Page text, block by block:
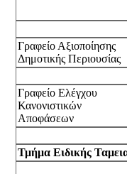
Γραφείο Αξιοποίησης
Δημοτικής Περιουσίας
Γραφείο Ελέγχου
Κανονιστικών
Αποφάσεων
Τμήμα Ειδικής